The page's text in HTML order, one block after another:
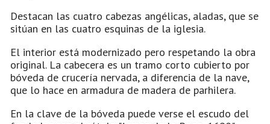
Destacan las cuatro cabezas angélicas, aladas, que se
sitúan en las cuatro esquinas de la iglesia.
El interior está modernizado pero respetando la obra
original. La cabecera es un tramo corto cubierto por
bóveda de crucería nervada, a diferencia de la nave,
que lo hace en armadura de madera de parhilera.
En la clave de la bóveda puede verse el escudo del